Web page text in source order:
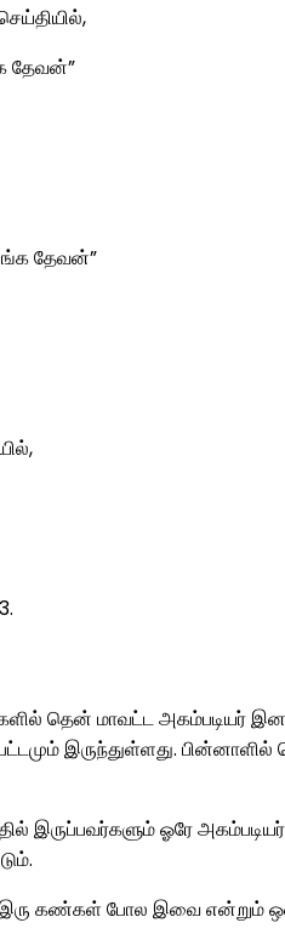
தேவன்”
தேவன்”
தென் மாவட்ட அகம்படியர்
இருந்துள்ளது.
இருப்பவர்களும் ஓரே
கண்கள் போல இவை என்றும்